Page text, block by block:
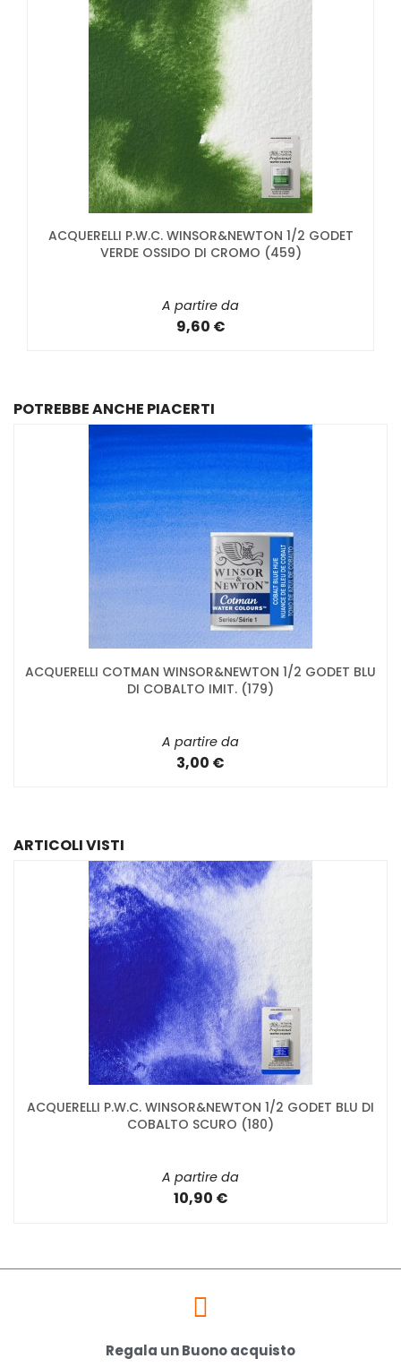
ACQUERELLI P.W.C. WINSOR&NEWTON 1/2 GODET
VERDE OSSIDO DI CROMO (459)
A partire da
9,60 €
POTREBBE ANCHE PIACERTI
ACQUERELLI COTMAN WINSOR&NEWTON 1/2 GODET BLU
DI COBALTO IMIT. (179)
A partire da
3,00 €
ARTICOLI VISTI
ACQUERELLI P.W.C. WINSOR&NEWTON 1/2 GODET BLU DI
COBALTO SCURO (180)
A partire da
10,90 €
Regala un Buono acquisto